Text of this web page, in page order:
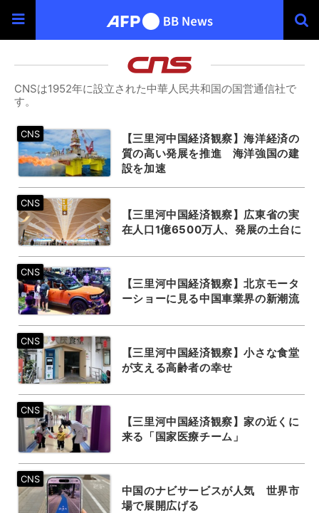
CNSは1952年に設立された中華人民共和国の国営通信社で
す。
【三里河中国経済観察】海洋経済の
質の高い発展を推進 海洋強国の建
設を加速
【三里河中国経済観察】広東省の実
在人口1億6500万人、発展の土台に
【三里河中国経済観察】北京モータ
ーショーに見る中国車業界の新潮流
【三里河中国経済観察】小さな食堂
が支える高齢者の幸せ
【三里河中国経済観察】家の近くに
来る「国家医療チーム」
中国のナビサービスが人気 世界市
場で展開広げる